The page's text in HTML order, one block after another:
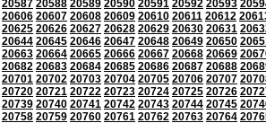
20587 20588 20589 20590 20591 20592 20593
20606 20607 20608 20609 20610 20611 20612
20625 20626 20627 20628 20629 20630 20631
20644 20645 20646 20647 20648 20649 20650
20663 20664 20665 20666 20667 20668 20669
20682 20683 20684 20685 20686 20687 20688
20701 20702 20703 20704 20705 20706 20707
20720 20721 20722 20723 20724 20725 20726
20739 20740 20741 20742 20743 20744 20745
20758 20759 20760 20761 20762 20763 20764